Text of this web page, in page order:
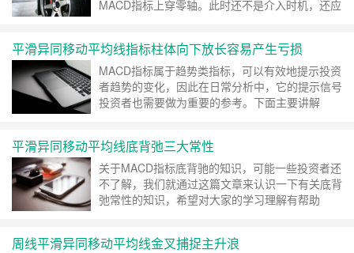
MACD指标上穿零轴。此时还不是介入时机，还应
平滑异同移动平均线指标柱体向下放长容易产生亏损
MACD指标属于趋势类指标，可以有效地提示投资
者趋势的变化，因此在日常分析中，它的提示信号
投资者也需要做为重要的参考。下面主要讲解
平滑异同移动平均线底背弛三大常性
关于MACD指标底背驰的知识，可能一些投资者还
不了解，我们就通过这篇文章来认识一下有关底背
弛常性的知识，希望对大家的学习理解有帮助
周线平滑异同移动平均线金叉捕捉主升浪